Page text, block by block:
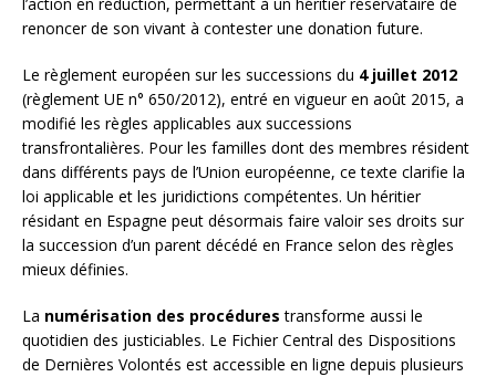
renoncer de son vivant à contester une donation future.
Le règlement européen sur les successions du 4 juillet 2012
(règlement UE n° 650/2012), entré en vigueur en août 2015, a
modifié les règles applicables aux successions
transfrontalières. Pour les familles dont des membres résident
dans différents pays de l’Union européenne, ce texte clarifie la
loi applicable et les juridictions compétentes. Un héritier
résidant en Espagne peut désormais faire valoir ses droits sur
la succession d’un parent décédé en France selon des règles
mieux définies.
La numérisation des procédures transforme aussi le
quotidien des justiciables. Le Fichier Central des Dispositions
de Dernières Volontés est accessible en ligne depuis plusieurs